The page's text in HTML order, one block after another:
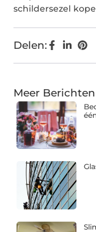
schildersezel
Delen:
Meer Berichten